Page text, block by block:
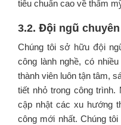
tiêu chuẩn cao về thẩm
3.2. Đội ngũ
Chúng tôi sở hữu đội
công lành nghề, có
thành viên luôn tận tâm,
tiết nhỏ trong công trình.
cập nhật các xu hướng
công mới nhất. Chúng